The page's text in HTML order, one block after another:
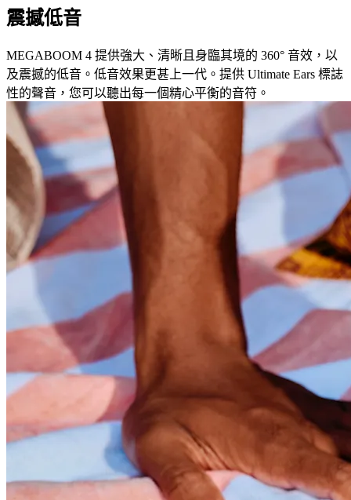
震撼低音
MEGABOOM 4 提供強大、清晰且身臨其境的 360° 音效，以
及震撼的低音。低音效果更甚上一代。提供 Ultimate Ears 標誌
性的聲音，您可以聽出每一個精心平衡的音符。